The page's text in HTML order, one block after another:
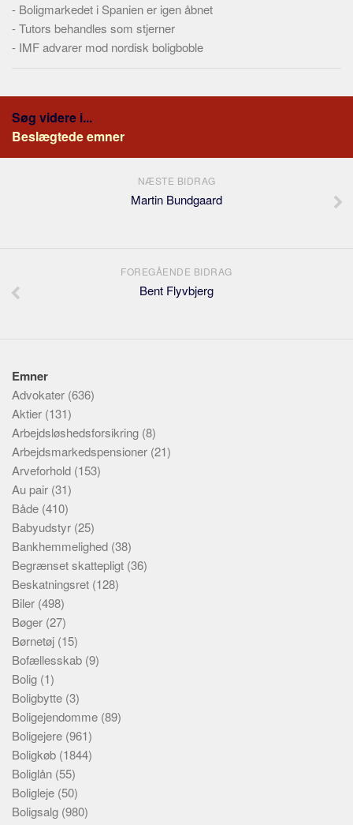
- Boligmarkedet i Spanien er igen åbnet
-Tutors behandles som stjerner
- IMF advarer mod nordisk boligboble
Søg videre i...
Beslægtede emner
NÆSTE BIDRAG
Martin Bundgaard
FOREGÅENDE BIDRAG
Bent Flyvbjerg
Emner
Advokater (636)
Aktier (131)
Arbejdsløshedsforsikring (8)
Arbejdsmarkedspensioner (21)
Arveforhold (153)
Au pair (31)
Både (410)
Babyudstyr (25)
Bankhemmelighed (38)
Begrænset skattepligt (36)
Beskatningsret (128)
Biler (498)
Bøger (27)
Børnetøj (15)
Bofællesskab (9)
Bolig (1)
Boligbytte (3)
Boligejendomme (89)
Boligejere (961)
Boligkøb (1844)
Boliglån (55)
Boligleje (50)
Boligsalg (980)